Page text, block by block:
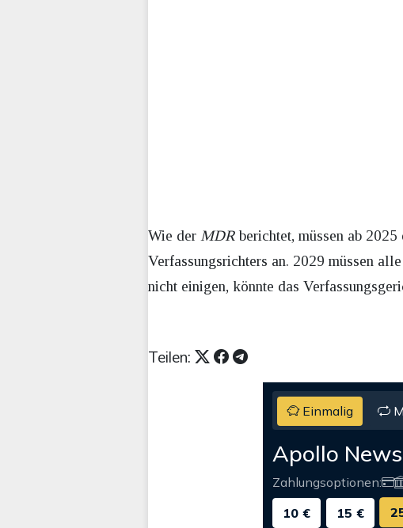
Wie der MDRberichtet, müssen ab
Verfassungsrichters an. 2029 müssen
nicht einigen, könnte das
Teilen:
Einmalig
Apollo
Zahlungsoptionen:
10 €
15 €